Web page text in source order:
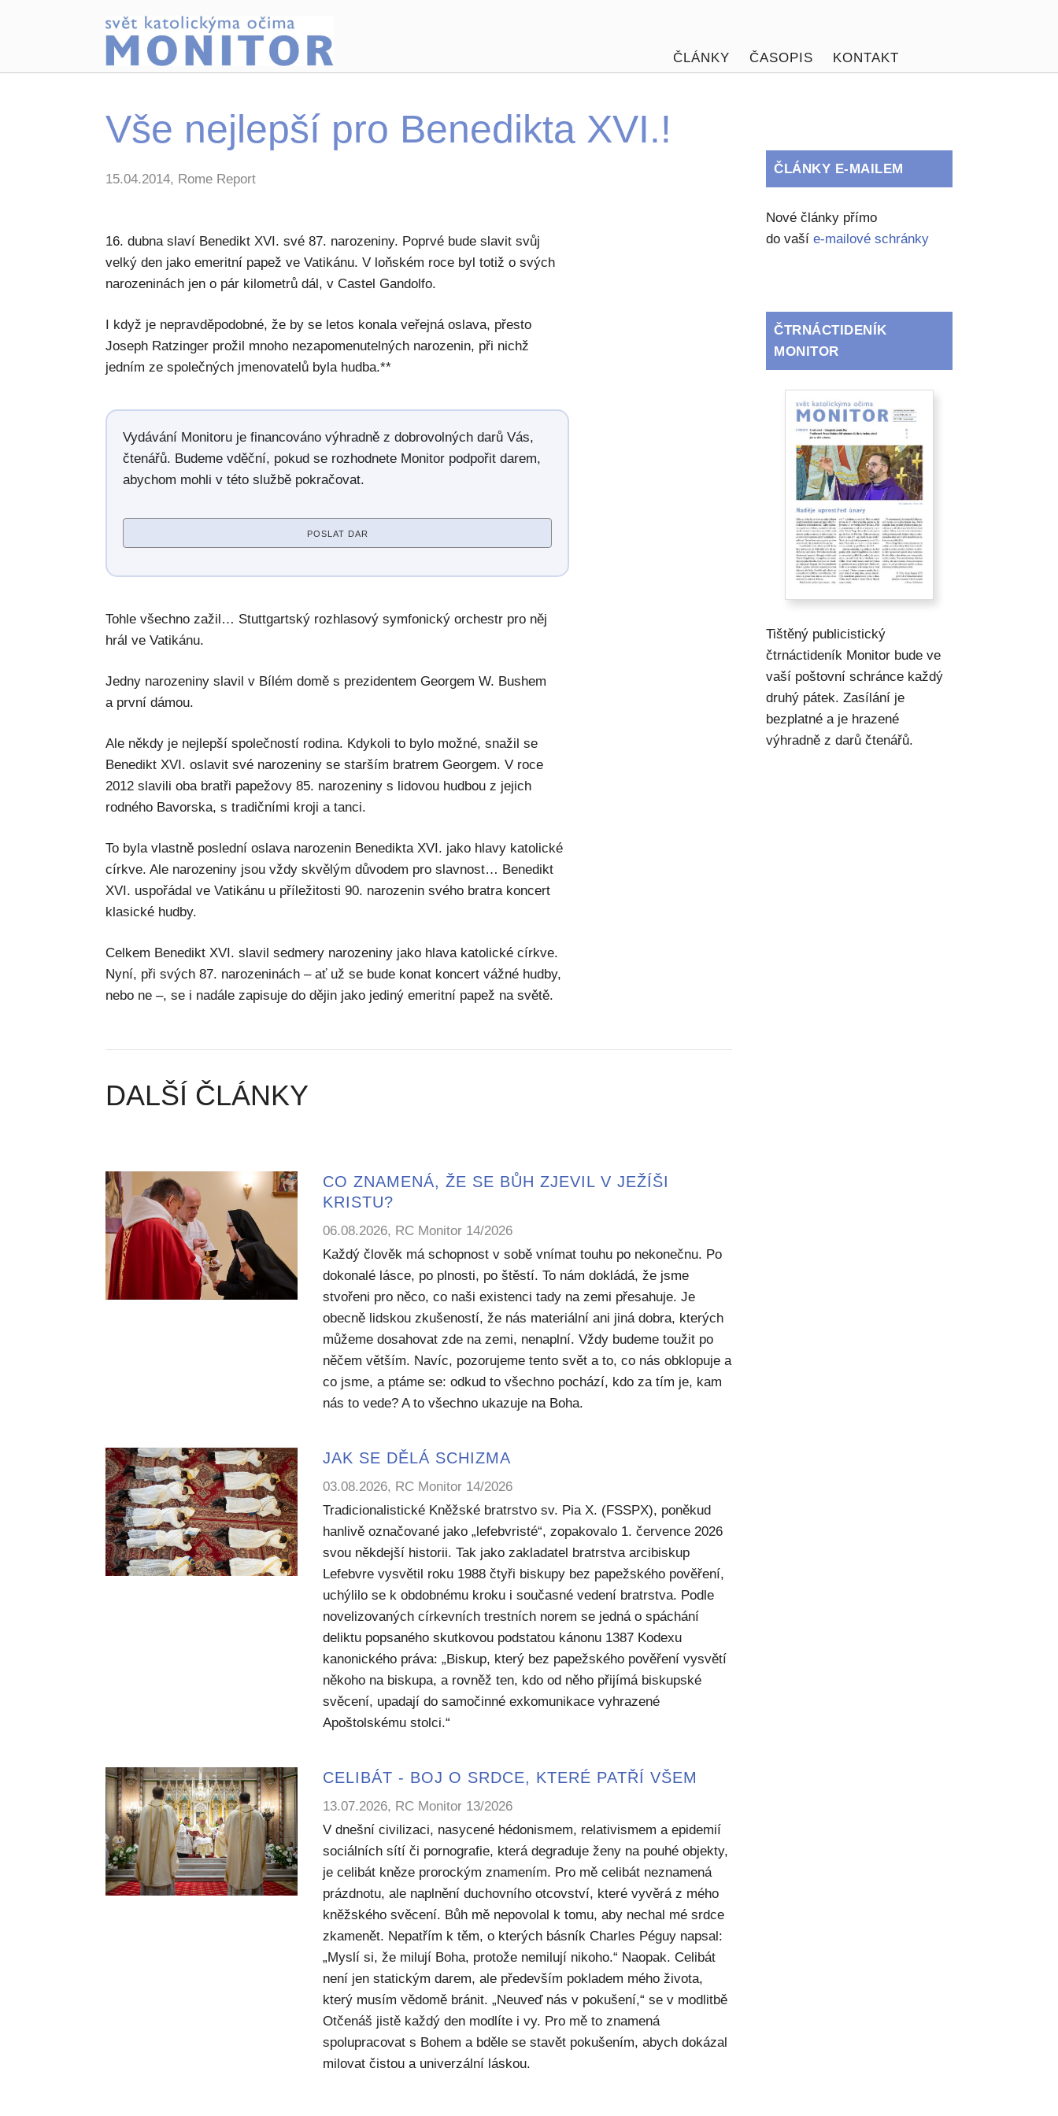
ČLÁNKY ČASOPIS KONTAKT
Vše nejlepší pro Benedikta XVI.!
15.04.2014, Rome Report
16. dubna slaví Benedikt XVI. své 87. narozeniny. Poprvé bude slavit svůj
velký den jako emeritní papež ve Vatikánu. V loňském roce byl totiž o svých
narozeninách jen o pár kilometrů dál, v Castel Gandolfo.
I když je nepravděpodobné, že by se letos konala veřejná oslava, přesto
Joseph Ratzinger prožil mnoho nezapomenutelných narozenin, při nichž
jedním ze společných jmenovatelů byla hudba.**
Vydávání Monitoru je financováno výhradně z dobrovolných darů Vás,
čtenářů. Budeme vděční, pokud se rozhodnete Monitor podpořit darem,
abychom mohli v této službě pokračovat.
POSLAT DAR
Tohle všechno zažil… Stuttgartský rozhlasový symfonický orchestr pro něj
hrál ve Vatikánu.
Jedny narozeniny slavil v Bílém domě s prezidentem Georgem W. Bushem
a první dámou.
Ale někdy je nejlepší společností rodina. Kdykoli to bylo možné, snažil se
Benedikt XVI. oslavit své narozeniny se starším bratrem Georgem. V roce
2012 slavili oba bratři papežovy 85. narozeniny s lidovou hudbou z jejich
rodného Bavorska, s tradičními kroji a tanci.
To byla vlastně poslední oslava narozenin Benedikta XVI. jako hlavy katolické
církve. Ale narozeniny jsou vždy skvělým důvodem pro slavnost… Benedikt
XVI. uspořádal ve Vatikánu u příležitosti 90. narozenin svého bratra koncert
klasické hudby.
Celkem Benedikt XVI. slavil sedmery narozeniny jako hlava katolické církve.
Nyní, při svých 87. narozeninách – ať už se bude konat koncert vážné hudby,
nebo ne –, se i nadále zapisuje do dějin jako jediný emeritní papež na světě.
DALŠÍ ČLÁNKY
CO ZNAMENÁ, ŽE SE BŮH ZJEVIL V JEŽÍŠI
KRISTU?
06.08.2026, RC Monitor 14/2026
Každý člověk má schopnost v sobě vnímat touhu po nekonečnu. Po
dokonalé lásce, po plnosti, po štěstí. To nám dokládá, že jsme
stvořeni pro něco, co naši existenci tady na zemi přesahuje. Je
obecně lidskou zkušeností, že nás materiální ani jiná dobra, kterých
můžeme dosahovat zde na zemi, nenaplní. Vždy budeme toužit po
něčem větším. Navíc, pozorujeme tento svět a to, co nás obklopuje a
co jsme, a ptáme se: odkud to všechno pochází, kdo za tím je, kam
nás to vede? A to všechno ukazuje na Boha.
JAK SE DĚLÁ SCHIZMA
03.08.2026, RC Monitor 14/2026
Tradicionalistické Kněžské bratrstvo sv. Pia X. (FSSPX), poněkud
hanlivě označované jako „lefebvristé“, zopakovalo 1. července 2026
svou někdejší historii. Tak jako zakladatel bratrstva arcibiskup
Lefebvre vysvětil roku 1988 čtyři biskupy bez papežského pověření,
uchýlilo se k obdobnému kroku i současné vedení bratrstva. Podle
novelizovaných církevních trestních norem se jedná o spáchání
deliktu popsaného skutkovou podstatou kánonu 1387 Kodexu
kanonického práva: „Biskup, který bez papežského pověření vysvětí
někoho na biskupa, a rovněž ten, kdo od něho přijímá biskupské
svěcení, upadají do samočinné exkomunikace vyhrazené
Apoštolskému stolci.“
CELIBÁT - BOJ O SRDCE, KTERÉ PATŘÍ VŠEM
13.07.2026, RC Monitor 13/2026
V dnešní civilizaci, nasycené hédonismem, relativismem a epidemií
sociálních sítí či pornografie, která degraduje ženy na pouhé objekty,
je celibát kněze prorockým znamením. Pro mě celibát neznamená
prázdnotu, ale naplnění duchovního otcovství, které vyvěrá z mého
kněžského svěcení. Bůh mě nepovolal k tomu, aby nechal mé srdce
zkamenět. Nepatřím k těm, o kterých básník Charles Péguy napsal:
„Myslí si, že milují Boha, protože nemilují nikoho.“ Naopak. Celibát
není jen statickým darem, ale především pokladem mého života,
který musím vědomě bránit. „Neuveď nás v pokušení,“ se v modlitbě
Otčenáš jistě každý den modlíte i vy. Pro mě to znamená
spolupracovat s Bohem a bděle se stavět pokušením, abych dokázal
milovat čistou a univerzální láskou.
ČLÁNKY E-MAILEM
Nové články přímo
do vašíe-mailové schránky
ČTRNÁCTIDENÍK
MONITOR
Tištěný publicistický
čtrnáctideník Monitor bude ve
vaší poštovní schránce každý
druhý pátek. Zasílání je
bezplatné a je hrazené
výhradně z darů čtenářů.